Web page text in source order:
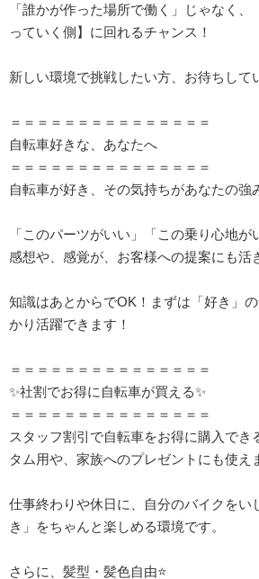
「誰かが作った場所で働く」じゃなく、
っていく側】に回れるチャンス！
新しい環境で挑戦したい方、お待ちして
＝＝＝＝＝＝＝＝＝＝＝＝＝＝＝
自転車好きな、あなたへ
＝＝＝＝＝＝＝＝＝＝＝＝＝＝＝
自転車が好き、その気持ちがあなたの強
「このパーツがいい」「この乗り心地
感想や、感覚が、お客様への提案にも活
知識はあとからでOK！まずは「好き」
かり活躍できます！
＝＝＝＝＝＝＝＝＝＝＝＝＝＝＝
✨社割でお得に自転車が買える✨
＝＝＝＝＝＝＝＝＝＝＝＝＝＝＝
スタッフ割引で自転車をお得に購入でき
タム用や、家族へのプレゼントにも使え
仕事終わりや休日に、自分のバイクをい
き」をちゃんと楽しめる環境です。
さらに、髪型・髪色自由⭐